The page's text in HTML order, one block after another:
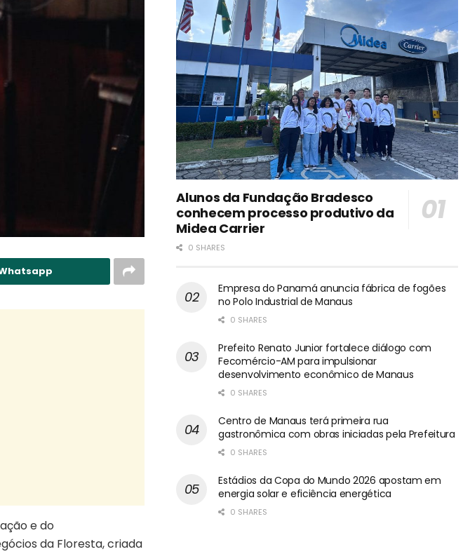
e do
da Floresta, criada
Alunos da Fundação Bradesco
conhecem processo produtivo da
Midea Carrier
0 SHARES
Empresa do Panamá anuncia fábrica de fogões
no Polo Industrial de Manaus
0 SHARES
Prefeito Renato Junior fortalece diálogo com
Fecomércio-AM para impulsionar
desenvolvimento econômico de Manaus
0 SHARES
Centro de Manaus terá primeira rua
gastronômica com obras iniciadas pela Prefeitura
0 SHARES
Estádios da Copa do Mundo 2026 apostam em
energia solar e eficiência energética
0 SHARES